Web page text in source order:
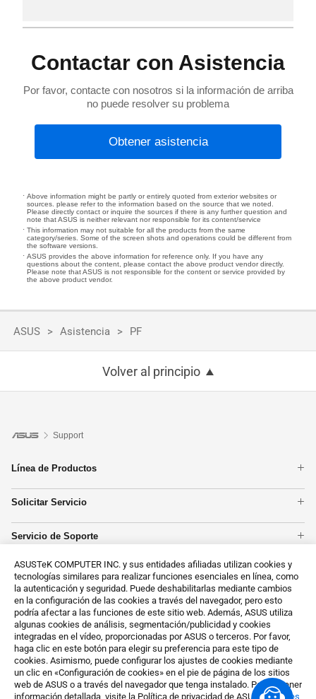
ASUSTeK COMPUTER INC. y sus entidades afiliadas utilizan cookies y
tecnologías similares para realizar funciones esenciales en línea, como
la autenticación y seguridad. Puede deshabilitarlas mediante cambios
en la configuración de las cookies a través del navegador, pero esto
podría afectar a las funciones de este sitio web. Además, ASUS utiliza
algunas cookies de análisis, segmentación/publicidad y cookies
integradas en el vídeo, proporcionadas por ASUS o terceros. Por favor,
haga clic en este botón para elegir su preferencia para este tipo de
cookies. Asimismo, puede configurar los ajustes de cookies mediante
un clic en «Configuración de cookies» en el pie de página de los sitios
web de ASUS o a través del navegador que tenga instalado. Para obtener
información detallada, visite la Política de privacidad de ASUS:«Cookies
Contactar con Asistencia
Por favor, contacte con nosotros si la información de arriba
no puede resolver su problema
Obtener asistencia
Above information might be partly or entirely quoted from exterior websites or
sources. please refer to the information based on the source that we noted.
Please directly contact or inquire the sources if there is any further question and
note that ASUS is neither relevant nor responsible for its content/service
This information may not suitable for all the products from the same
category/series. Some of the screen shots and operations could be different from
the software versions.
ASUS provides the above information for reference only. If you have any
questions about the content, please contact the above product vendor directly.
Please note that ASUS is not responsible for the content or service provided by
the above product vendor.
ASUS Asistencia PF
Volver al principio
Support
Línea de Productos
Placas base
Tarjetas Gráficas
Smartphones
Redes
Mostrar todos los productos
Solicitar Servicio
Estado de reparación
Servicio de Soporte
Vídeos de Soporte ASUS
Contáctanos
Llámanos
MyASUS
Solicitud del cliente sobre datos personales
Sobre RSC (en inglés)